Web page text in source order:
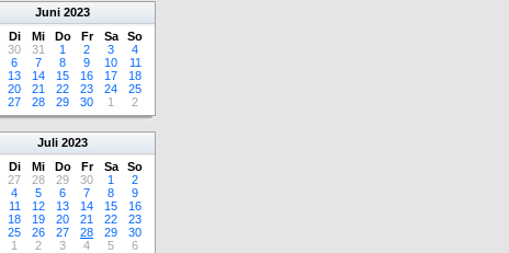
Juni 2023
Di Mi Do Fr Sa
So
30 31 1 2 3
4
6 7 8 9 10
11
13 14 15 16 17
18
20 21 22 23 24
25
27 28 29 30 1 2
Juli 2023
Di Mi Do Fr Sa
So
27 28 29 30 1
2
4 5 6 7 8
9
11 12 13 14 15
16
18 19 20 21 22
23
25 26 27 28 29
30
1 2 3 4 5 6